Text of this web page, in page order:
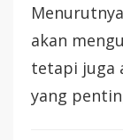
akan
tetapi juga
yang